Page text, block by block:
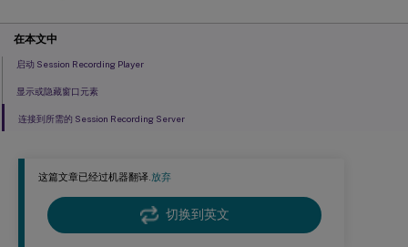
这篇文章已经过机器翻译.放弃
切换到英文
在本文中
启动 Session Recording Player
显示或隐藏窗口元素
连接到所需的 Session Recording Server